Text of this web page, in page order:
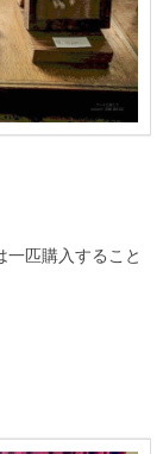
一匹購入すること